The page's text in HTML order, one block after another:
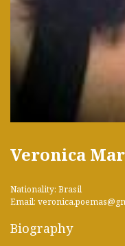
Veronica
Nationality: Brasil
Email:
Biography